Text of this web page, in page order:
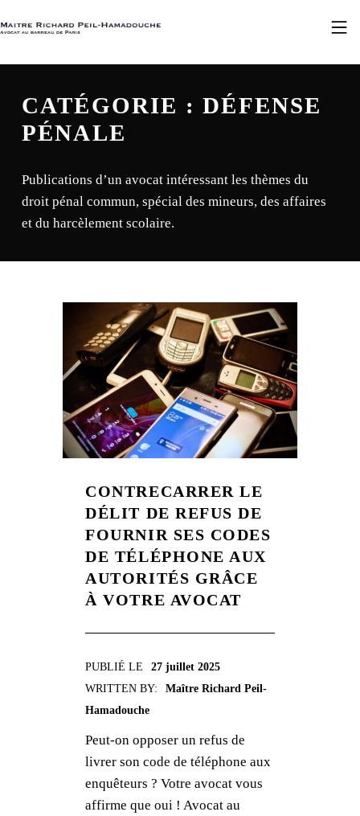
MAÎTRE RICHARD PEIL-HAMADOUCHE
CATÉGORIE :DÉFENSE
PÉNALE
Publications d’un avocat intéressant les thèmes du
droit pénal commun, spécial des mineurs, des affaires
et du harcèlement scolaire.
CONTRECARRER LE
DÉLIT DE REFUS DE
FOURNIR SES CODES
DE TÉLÉPHONE AUX
AUTORITÉS GRÂCE
À VOTRE AVOCAT
PUBLIÉ LE
27 juillet 2025
WRITTEN BY:
Maître Richard Peil-
Hamadouche
Peut-on opposer un refus de
livrer son code de téléphone aux
enquêteurs ? Votre avocat vous
affirme que oui ! Avocat au